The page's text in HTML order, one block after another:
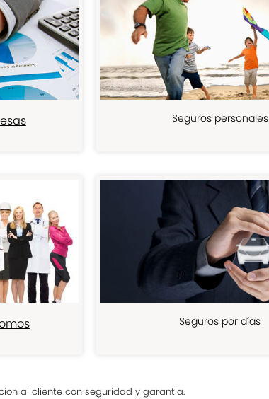
Seguros personales
Seguros por días
al cliente con seguridad y garantia.